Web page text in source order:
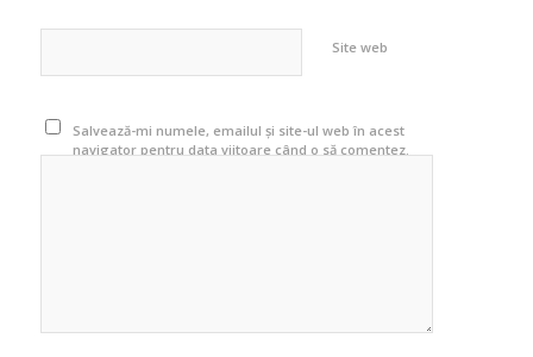
Site web
Salvează-mi numele, emailul și site-ul web în acest
navigator pentru data viitoare când o să comentez.